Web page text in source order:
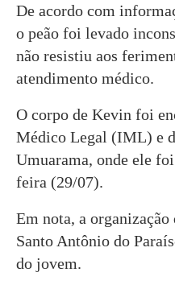
De acordo com
o peão foi levado
não resistiu aos
atendimento médico.
O corpo de Kevin foi
Médico Legal (IML) e
Umuarama, onde ele
feira (29/07).
Em nota, a organização
Santo Antônio do
do jovem.